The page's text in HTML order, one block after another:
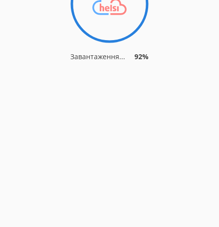
Завантаження... 92%